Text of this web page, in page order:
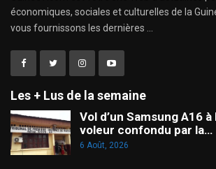
économiques, sociales et culturelles de la
vous fournissons les dernières ...
Les + Lus de la semaine
Vol d’un Samsung A16 à
voleur confondu par la…
6 Août, 2026